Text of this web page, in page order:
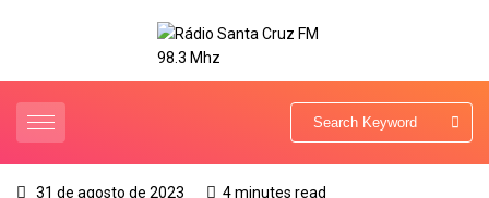
31 de agosto de 2023 4 minutes read